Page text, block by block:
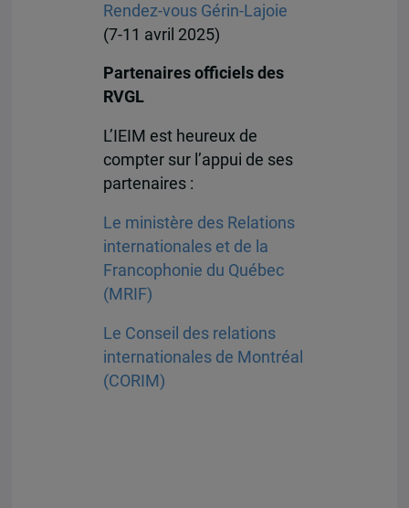
Rendez-vous Gérin-Lajoie
(7-11 avril 2025)
Partenaires officiels des
RVGL
L’IEIM est heureux de
compter sur l’appui de ses
partenaires :
Le ministère des Relations
internationales et de la
Francophonie du Québec
(MRIF)
Le Conseil des relations
internationales de Montréal
(CORIM)